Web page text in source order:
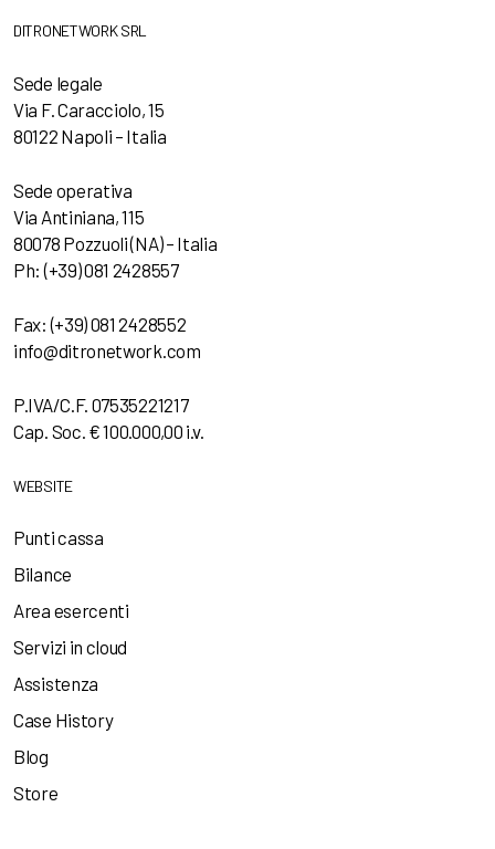
DITRONETWORK SRL
Sede legale
Via F. Caracciolo, 15
80122 Napoli – Italia
Sede operativa
Via Antiniana, 115
80078 Pozzuoli (NA) – Italia
Ph: (+39) 081 2428557
Fax: (+39) 081 2428552
info@ditronetwork.com
P.IVA/C.F. 07535221217
Cap. Soc. € 100.000,00 i.v.
WEBSITE
Punti cassa
Bilance
Area esercenti
Servizi in cloud
Assistenza
Case History
Blog
Store